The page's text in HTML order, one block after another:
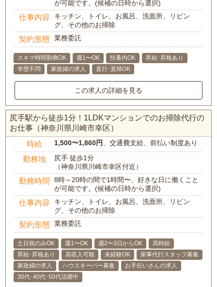
が可能です。(候補の日時から選択)
仕事内容
キッチン、トイレ、お風呂、洗面所、リビン
グ、その他のお掃除
契約形態 業務委託
スキマ時間勤務OK 週1〜OK 扶養内OK
昇給･昇格あり
学歴不問
家政婦の求人 直行･直帰OK
この求人の詳細を見る
尻手駅から徒歩1分！1LDKマンションでのお掃除代行の
お仕事（神奈川県川崎市幸区）
時給 1,500〜1,860円、交通費支給、前払い制度あり
勤務地
尻手 徒歩1分
（神奈川県川崎市幸区付近）
勤務時間
8時～20時の間で1時間〜、好きな日に働くこと
が可能です。(候補の日時から選択)
仕事内容
キッチン、トイレ、お風呂、洗面所、リビン
グ、その他のお掃除
契約形態 業務委託
土日祝のみOK 週1〜OK 週2〜3日からOK
高時給
昇給･昇格あり
高収入可能 未経験OK
家事代行スタッフ募集
家政婦の求人
ハウスキーパー募集
お手伝いさんの求人
30代･40代･50代活躍中